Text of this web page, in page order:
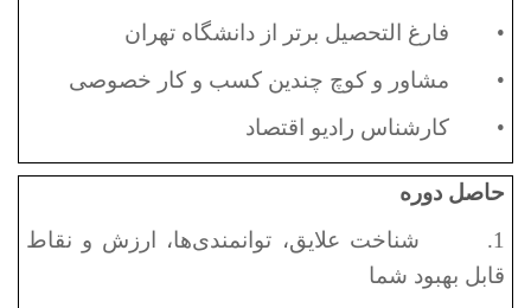
•
فارغ التحصیل برتر از دانشگاه تهران
•
مشاور و کوچ چندین کسب و کار خصوصی
•
کارشناس رادیو اقتصاد
حاصل دوره
1.
شناخت علایق، توانمندی‌ها، ارزش و نقاط
قابل بهبود شما